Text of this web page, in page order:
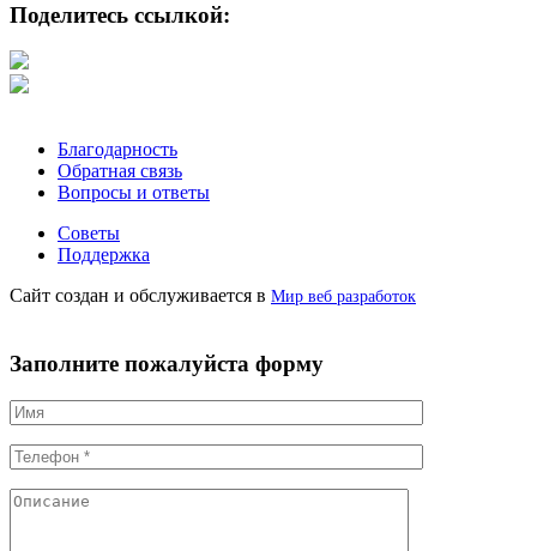
Поделитесь ссылкой:
Благодарность
Обратная связь
Вопросы и ответы
Советы
Поддержка
Сайт создан и обслуживается в Мир веб разработок
Заполните пожалуйста форму